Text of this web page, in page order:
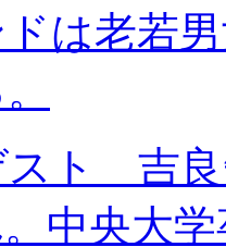
は老若
スト 吉良
中央大学